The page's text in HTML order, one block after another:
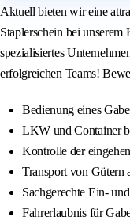
Aktuell bieten wir eine
Staplerschein bei
spezialisiertes
erfolgreichen Teams!
Bedienung eines
LKW und Container
Kontrolle der
Transport von Gütern
Sachgerechte Ein-
Fahrerlaubnis für